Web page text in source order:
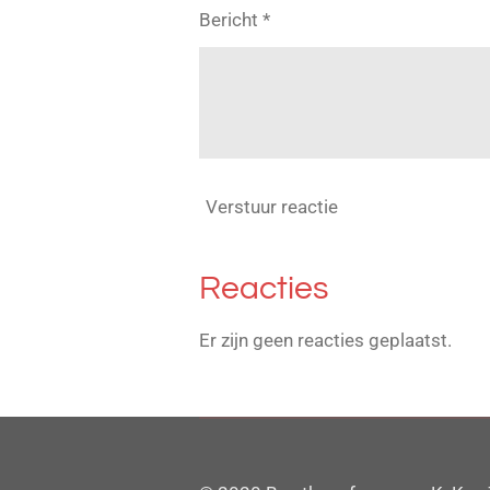
Bericht *
Verstuur reactie
Reacties
Er zijn geen reacties geplaatst.